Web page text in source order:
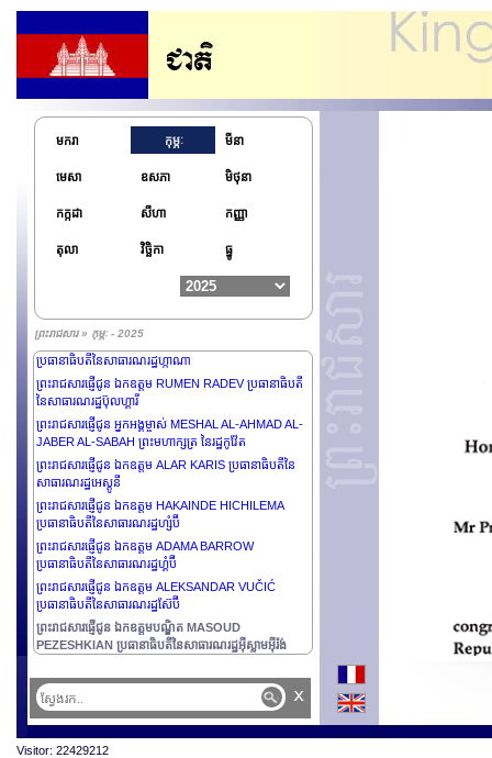
មករា កុម្ភៈ មីនា
មេសា ឧសភា មិថុនា
កក្កដា សីហា កញ្ញា
តុលា វិច្ឆិកា ធ្នូ
ព្រះរាជសារ » កុម្ភៈ - 2025
ព្រះរាជសារផ្ញើជូន ឯកឧត្តម JOHN DRAMANI MAHAMA
ប្រធានាធិបតីនៃសាធារណរដ្ឋហ្កាណា
ព្រះរាជសារផ្ញើជូន ឯកឧត្តម RUMEN RADEV ប្រធានាធិបតី
នៃសាធារណរដ្ឋប៊ុលហ្គារី
ព្រះរាជសារផ្ញើជូន អ្នកអង្គម្ចាស់ MESHAL AL-AHMAD AL-
JABER AL-SABAH ព្រះមហាក្សត្រ នៃរដ្ឋកូវ៉ែត
ព្រះរាជសារផ្ញើជូន ឯកឧត្តម ALAR KARIS ប្រធានាធិបតីនៃ
សាធារណរដ្ឋអេស្តូនី
ព្រះរាជសារផ្ញើជូន ឯកឧត្តម HAKAINDE HICHILEMA
ប្រធានាធិបតីនៃសាធារណរដ្ឋហ្សំប៊ី
ព្រះរាជសារផ្ញើជូន ឯកឧត្តម ADAMA BARROW
ប្រធានាធិបតីនៃសាធារណរដ្ឋហ្គំប៊ី
ព្រះរាជសារផ្ញើជូន ឯកឧត្តម ALEKSANDAR VUČIĆ
ប្រធានាធិបតីនៃសាធារណរដ្ឋស៊ែប៊ី
ព្រះរាជសារផ្ញើជូន ឯកឧត្តមបណ្ឌិត MASOUD
PEZESHKIAN ប្រធានាធិបតីនៃសាធារណរដ្ឋអ៊ីស្លាមអ៊ីរ៉ង់
x
Visitor: 22429212